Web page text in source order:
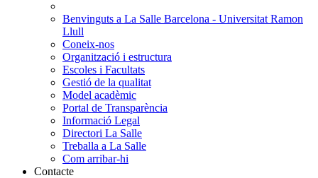
Benvinguts a La Salle Barcelona - Universitat Ramon
Llull
Coneix-nos
Organització i estructura
Escoles i Facultats
Gestió de la qualitat
Model acadèmic
Portal de Transparència
Informació Legal
Directori La Salle
Treballa a La Salle
Com arribar-hi
Contacte